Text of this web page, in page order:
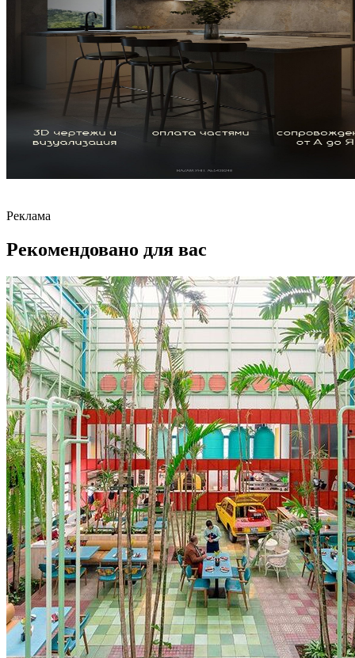
Реклама
Рекомендовано для вас